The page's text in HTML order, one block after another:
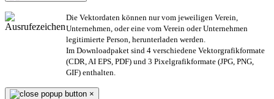
Die Vektordaten können nur vom jeweiligen Verein,
Unternehmen, oder eine vom Verein oder Unternehmen
legitimierte Person, herunterladen werden.
Im Downloadpaket sind 4 verschiedene Vektorgrafikformate
(CDR, AI EPS, PDF) und 3 Pixelgrafikformate (JPG, PNG,
GIF) enthalten.
×